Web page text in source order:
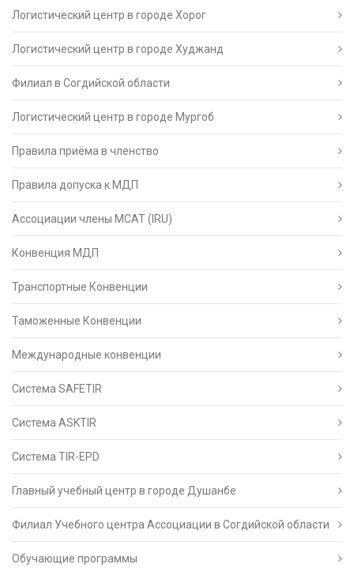
Логистический центр в городе Хорог
Логистический центр в городе Худжанд
Филиал в Согдийской области
Логистический центр в городе Мургоб
Правила приёма в членство
Правила допуска к МДП
Ассоциации члены МСАТ (IRU)
Конвенция МДП
Транспортные Конвенции
Таможенные Конвенции
Международные конвенции
Система SAFETIR
Система ASKTIR
Система TIR-EPD
Главный учебный центр в городе Душанбе
Филиал Учебного центра Ассоциации в Согдийской области
Обучающие программы